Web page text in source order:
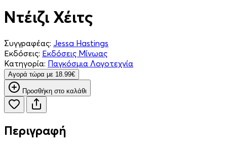
Ντέιζι Χέιτς
Συγγραφέας: Jessa Hastings
Εκδόσεις: Εκδόσεις Μίνωας
Κατηγορία: Παγκόσμια Λογοτεχνία
Aγορά τώρα με 18.99€
Προσθήκη στο καλάθι
Περιγραφή